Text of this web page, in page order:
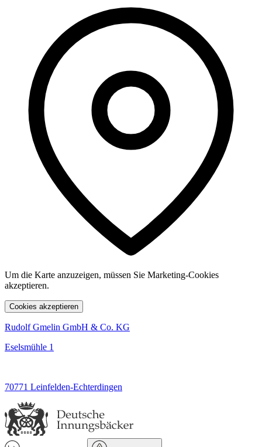
Um die Karte anzuzeigen, müssen Sie Marketing-Cookies
akzeptieren.
Cookies akzeptieren
Rudolf Gmelin GmbH & Co. KG
Eselsmühle 1
70771 Leinfelden-Echterdingen